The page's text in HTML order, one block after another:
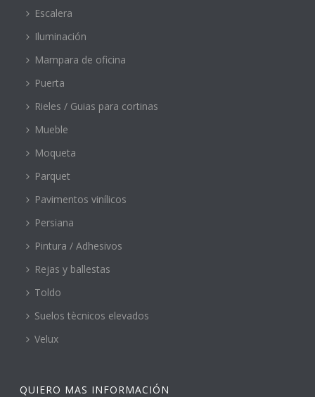
Escalera
Iluminación
Mampara de oficina
Puerta
Rieles / Guias para cortinas
Mueble
Moqueta
Parquet
Pavimentos vinílicos
Persiana
Pintura / Adhesivos
Rejas y ballestas
Toldo
Suelos tècnicos elevados
Velux
QUIERO MAS INFORMACIÓN